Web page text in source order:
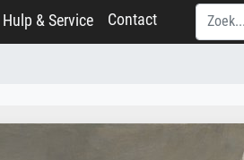
Hulp & Service Contact